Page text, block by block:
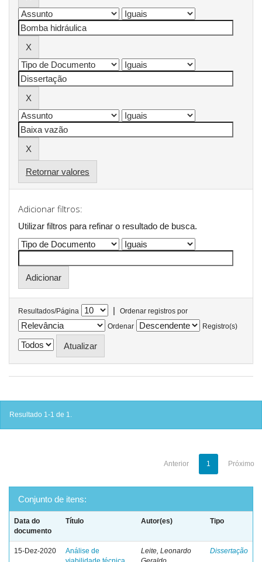
Retornar valores
Adicionar filtros:
Utilizar filtros para refinar o resultado de busca.
Resultados/Página |
Ordenar registros por
Ordenar
Registro(s)
Resultado 1-1 de 1.
Anterior 1 Próximo
Conjunto de itens:
Data do
documento
Título Autor(es) Tipo
15-Dez-2020
Análise de
Leite, Leonardo
Dissertação